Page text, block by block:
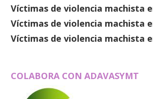
Víctimas de violencia machista
Víctimas de violencia machista
Víctimas de violencia machista
COLABORA CON ADAVASYMT